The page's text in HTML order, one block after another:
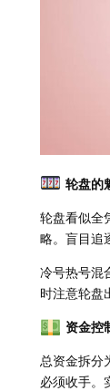
轮盘的
轮盘看似全
略。盲目追
冷号热号混
时注意轮盘
资金控
总资金拆分
必须收手。